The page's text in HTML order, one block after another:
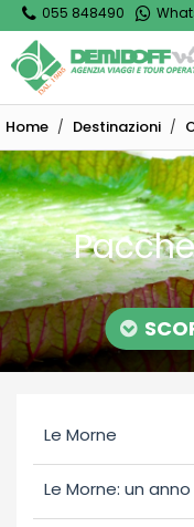
055 848490
Home Destinazioni
Le Morne
Le Morne: un